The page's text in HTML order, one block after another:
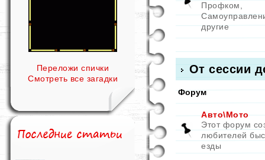
Переложи спички
Смотреть все загадки
Профком,
другие
От сессии
Форум
Авто\Мото
Этот форум
любителей
езды